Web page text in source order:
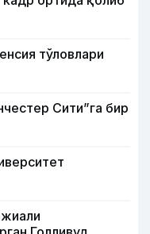
тўловлари
Сити”га бир